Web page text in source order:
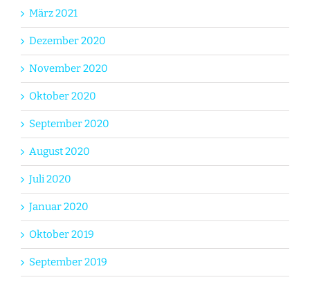
März 2021
Dezember 2020
November 2020
Oktober 2020
September 2020
August 2020
Juli 2020
Januar 2020
Oktober 2019
September 2019